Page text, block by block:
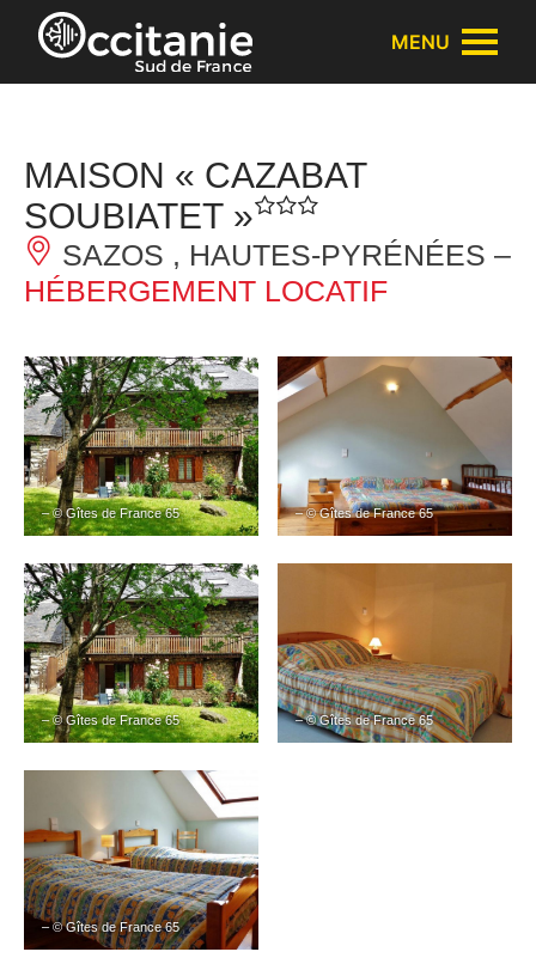
Panneau de gestion des cookies
MENU
MAISON « CAZABAT
SOUBIATET »
SAZOS , HAUTES-PYRÉNÉES –
HÉBERGEMENT LOCATIF
– © Gîtes de France 65 – © Gîtes de France 65
– © Gîtes de France 65 – © Gîtes de France 65
– © Gîtes de France 65